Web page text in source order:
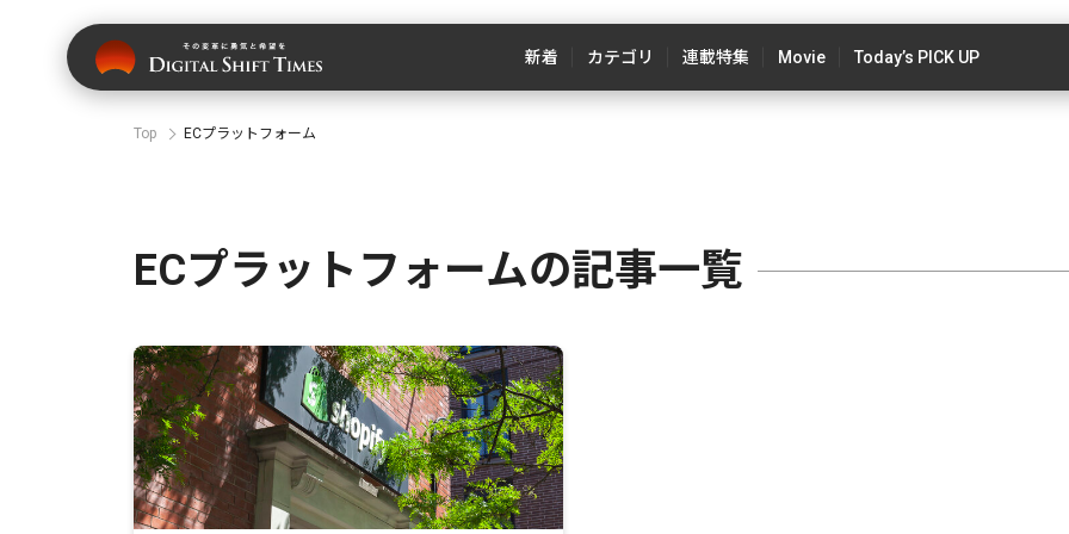
新着 カテゴリ 連載特集 Movie Today’s PICK UP
Top ECプラットフォーム
ECプラットフォームの記事一覧